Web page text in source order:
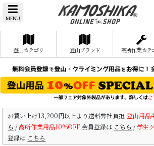
MENU
登山カテゴリ 登山ブランド 高所作業カテ
お買い上げ13,200円以上より送料弊社負担 登山用品
ら /高所作業用品10%OFF 会員登録は こちら /学生
登録は こちら